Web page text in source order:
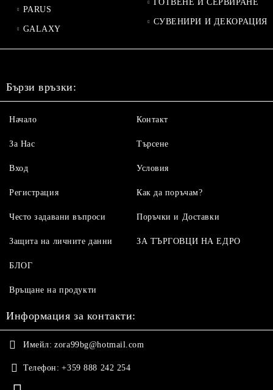
PARUS
GALAXY
ГОТВЕНЕ И СЕРВИРАНЕ
СУВЕНИРИ И ДЕКОРАЦИЯ
Бързи връзки:
Начало
За Нас
Вход
Регистрация
Контакт
Търсене
Условия
Как да поръчам?
Често задавани въпроси
Защита на личните данни
БЛОГ
Връщане на продукти
Поръчки и Доставки
ЗА ТЪРГОВЦИ НА ЕДРО
Информация за контакти:
Имейл: zora99bg@hotmail.com
Телефон: +359 888 242 254